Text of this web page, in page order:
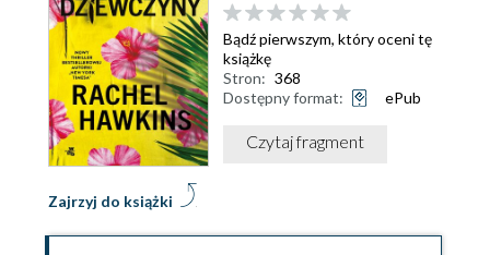
Zajrzyj do książki
Bądź pierwszym, który oceni tę
książkę
Stron: 368
Dostępny format:
ePub
Czytaj fragment